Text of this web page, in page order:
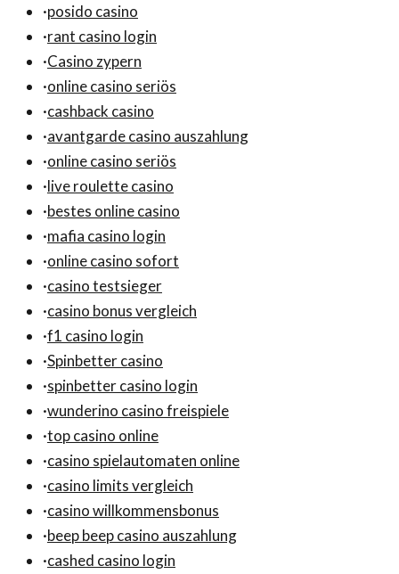
·posido casino
·rant casino login
·Casino zypern
·online casino seriös
·cashback casino
·avantgarde casino auszahlung
·online casino seriös
·live roulette casino
·bestes online casino
·mafia casino login
·online casino sofort
·casino testsieger
·casino bonus vergleich
·f1 casino login
·Spinbetter casino
·spinbetter casino login
·wunderino casino freispiele
·top casino online
·casino spielautomaten online
·casino limits vergleich
·casino willkommensbonus
·beep beep casino auszahlung
·cashed casino login